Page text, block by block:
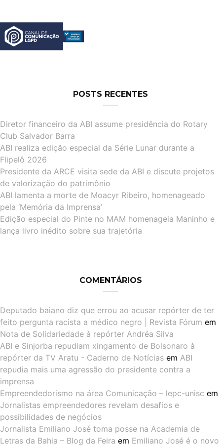
POSTS RECENTES
Diretor financeiro da ABI assume presidência do Rotary
Club Salvador Barra
ABI realiza edição especial da Série Lunar durante a
Flipelô 2026
Presidente da ARCE visita sede da ABI e discute projetos
de valorização do patrimônio
ABI lamenta a morte de Moacyr Ribeiro, homenageado
pela ‘Memória da Imprensa’
Edição especial do Pinte no MAM homenageia Maninho e
lança livro inédito sobre sua trajetória
COMENTÁRIOS
Deputado baiano diz que errou ao acusar repórter de ter
feito pergunta racista a médico negro | Revista Fórum em
Nota de Solidariedade à repórter Andréa Silva
ABI e Sinjorba repudiam xingamento de Bolsonaro à
repórter da TV Aratu - Caderno de Notícias em ABI
repudia mais uma agressão do presidente contra a
imprensa
Empreendedorismo na área Comunicação – lepc-unisc em
Jornalistas empreendedores revelam desafios e
possibilidades de negócios
Jornalista Emiliano José toma posse na Academia de
Letras da Bahia – Blog da Feira em Emiliano José é o novo